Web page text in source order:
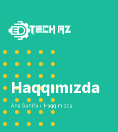
Haqqımızda
Ana Səhifə / Haqqımızda